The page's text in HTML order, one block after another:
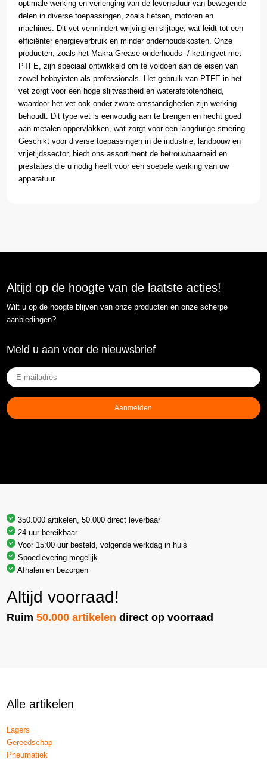
optimale werking en verlenging van de levensduur van bewegende
delen in diverse toepassingen, zoals fietsen, motoren en
machines. Dit vet vermindert wrijving en slijtage, wat leidt tot een
efficiënter energieverbruik en minder onderhoudskosten. Onze
producten, zoals het Makra Grease onderhouds- / kettingvet met
PTFE, zijn speciaal ontwikkeld om te voldoen aan de eisen van
zowel hobbyisten als professionals. Het gebruik van PTFE in het
vet zorgt voor een hoge slijtvastheid en waterafstotendheid,
waardoor het vet ook onder zware omstandigheden zijn werking
behoudt. Dit type vet is eenvoudig aan te brengen en hecht goed
aan metalen oppervlakken, wat zorgt voor een langdurige smering.
Geschikt voor diverse toepassingen in de industrie, landbouw en
vrijetijdssector, biedt ons assortiment de betrouwbaarheid en
prestaties die u nodig heeft voor een soepele werking van uw
apparatuur.
Altijd op de hoogte van de laatste acties!
Wilt u op de hoogte blijven van onze producten en onze scherpe
aanbiedingen?
Meld u aan voor de nieuwsbrief
E-
mailadres(Vereist)
Aanmelden
350.000 artikelen, 50.000 direct leverbaar
24 uur bereikbaar
Voor 15:00 uur besteld, volgende werkdag in huis
Spoedlevering mogelijk
Afhalen en bezorgen
Altijd voorraad!
Ruim50.000 artikelen direct op voorraad
Alle artikelen
Lagers
Gereedschap
Pneumatiek